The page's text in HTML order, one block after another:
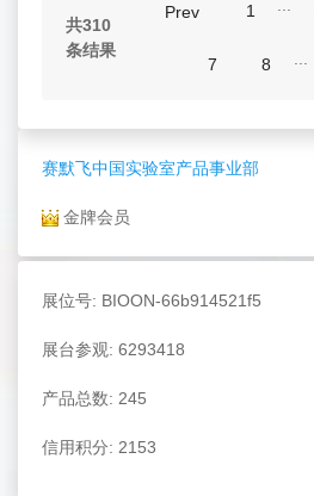
赛默飞中国实验室产品事业部
金牌会员
展位号: BIOON-66b914521f5
展台参观: 6293418
产品总数: 245
信用积分: 2153
共310
条结果
Prev 1
7 8